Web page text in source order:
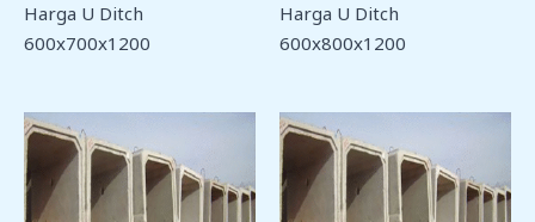
Harga U Ditch
600x700x1200
Harga U Ditch
600x800x1200